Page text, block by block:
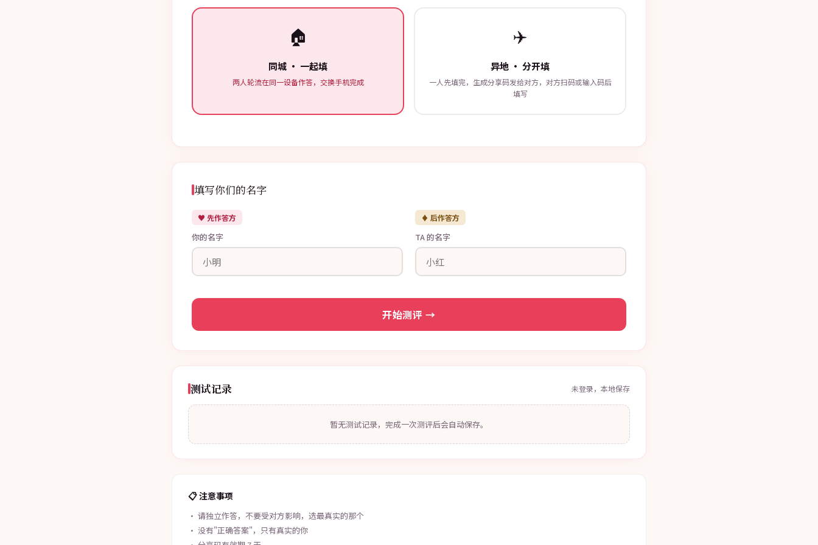
🏠
同城 · 一起填
两人轮流在同一设备作答，交换手机完成
✈️
异地 · 分开填
一人先填完，生成分享码发给对方，对方扫码或输入码后
填写
填写你们的名字
♥ 先作答方
你的名字
♦ 后作答方
TA 的名字
开始测评 →
测试记录 未登录，本地保存
暂无测试记录，完成一次测评后会自动保存。
📋 注意事项
· 请独立作答，不要受对方影响，选最真实的那个
· 没有"正确答案"，只有真实的你